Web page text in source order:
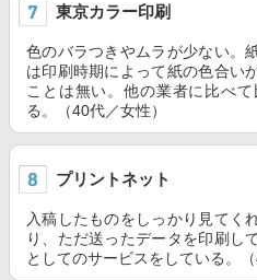
東京カラー印刷
色のバラつきやムラが少ない。
は印刷時期によって紙の色合い
ことは無い。他の業者に比べ
る。（40代／女性）
プリントネット
入稿したものをしっかり見てく
り、ただ送ったデータを印刷し
としてのサービスをしている。（